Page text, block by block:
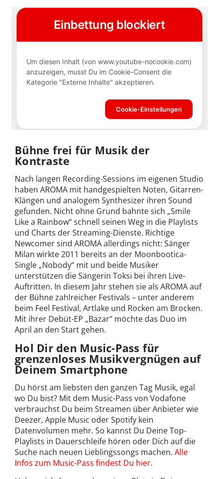
Bühne frei für Musik der
Kontraste
Nach langen Recording-Sessions im eigenen Studio
haben AROMA mit handgespielten Noten, Gitarren-
Klängen und analogem Synthesizer ihren Sound
gefunden. Nicht ohne Grund bahnte sich „Smile
Like a Rainbow“ schnell seinen Weg in die Playlists
und Charts der Streaming-Dienste. Richtige
Newcomer sind AROMA allerdings nicht: Sänger
Milan wirkte 2011 bereits an der Moonbootica-
Single „Nobody“ mit und beide Musiker
unterstützen die Sängerin Toksi bei ihren Live-
Auftritten. In diesem Jahr stehen sie als AROMA auf
der Bühne zahlreicher Festivals – unter anderem
beim Feel Festival, Artlake und Rocken am Brocken.
Mit ihrer Debüt-EP „Bazar“ möchte das Duo im
April an den Start gehen.
Hol Dir den Music-Pass für
grenzenloses Musikvergnügen auf
Deinem Smartphone
Du hörst am liebsten den ganzen Tag Musik, egal
wo Du bist? Mit dem Music-Pass von Vodafone
verbrauchst Du beim Streamen über Anbieter wie
Deezer, Apple Music oder Spotify kein
Datenvolumen mehr. So kannst Du Deine Top-
Playlists in Dauerschleife hören oder Dich auf die
Suche nach neuen Lieblingssongs machen. Alle
Infos zum Music-Pass findest Du hier.